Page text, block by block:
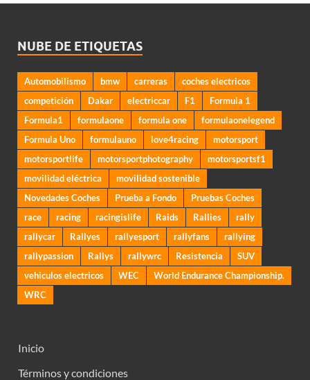
NUBE DE ETIQUETAS
Automobilismo bmw carreras
coches electricos
competición
Dakar electriccar F1
Formula 1
Formula1
formulaone formula one
formulaonelegend
Formula Uno
formulauno love4racing
motorsport
motorsportlife
motorsportphotography
motorsportsf1
movilidad eléctrica
movilidad sostenible
Novedades Coches
Prueba a Fondo
Pruebas Coches
race
racing racingislife Raids Rallies
rally
rallycar
Rallyes rallyesport rallyfans
rallying
rallypassion
Rallys rallywrc Resistencia
SUV
vehiculos electricos
WEC
World Endurance Championship.
WRC
Inicio
Términos y condiciones